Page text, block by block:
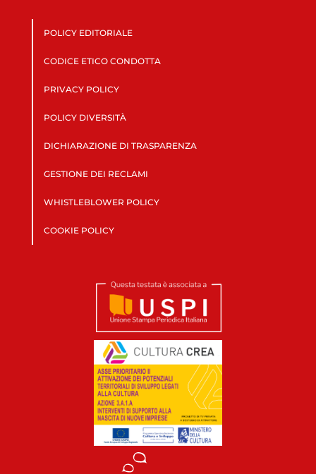
POLICY EDITORIALE
CODICE ETICO CONDOTTA
PRIVACY POLICY
POLICY DIVERSITÀ
DICHIARAZIONE DI TRASPARENZA
GESTIONE DEI RECLAMI
WHISTLEBLOWER POLICY
COOKIE POLICY